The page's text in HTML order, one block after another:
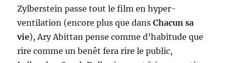
Zylberstein passe tout le film en hyper-
ventilation (encore plus que dansChacun sa
vie), Ary Abittan pense comme d’habitude que
rire comme un benêt fera rire le public,